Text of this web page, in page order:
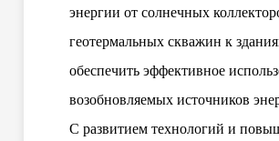
энергии от солнечных
геотермальных скважин к
обеспечить эффективное
возобновляемых источников
С развитием технологий и